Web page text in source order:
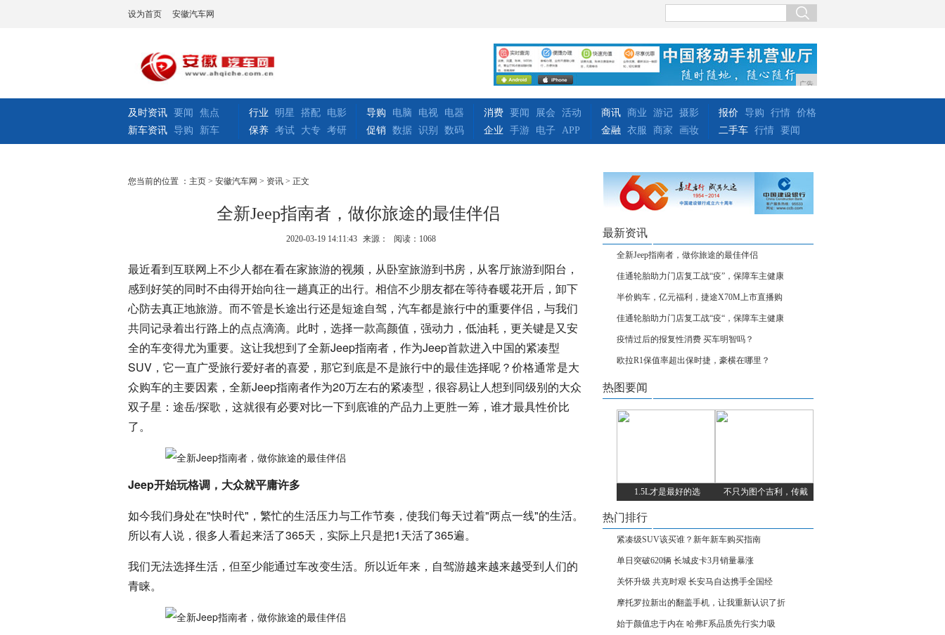
设为首页 安徽汽车网
广告
及时资讯 要闻
焦点
新车资讯 导购 新车
行业 明星 搭配
电影
保养 考试 大专 考研
导购 电脑 电视
电器
促销
数据 识别 数码
消费 要闻 展会
活动
企业
手游 电子 APP
商讯 商业 游记 摄影
金融
衣服 商家 画妆
报价 导购 行情 价格
二手车 行情 要闻
您当前的位置 ： 主页 > 安徽汽车网 > 资讯 > 正文
全新Jeep指南者，做你旅途的最佳伴侣
2020-03-19 14:11:43 来源： 阅读：1068
最近看到互联网上不少人都在看在家旅游的视频，从卧室旅游到书房，从客厅旅游到阳台，
感到好笑的同时不由得开始向往一趟真正的出行。相信不少朋友都在等待春暖花开后，卸下
心防去真正地旅游。而不管是长途出行还是短途自驾，汽车都是旅行中的重要伴侣，与我们
共同记录着出行路上的点点滴滴。此时，选择一款高颜值，强动力，低油耗，更关键是又安
全的车变得尤为重要。这让我想到了全新Jeep指南者，作为Jeep首款进入中国的紧凑型
SUV，它一直广受旅行爱好者的喜爱，那它到底是不是旅行中的最佳选择呢？价格通常是大
众购车的主要因素，全新Jeep指南者作为20万左右的紧凑型，很容易让人想到同级别的大众
双子星：途岳/探歌，这就很有必要对比一下到底谁的产品力上更胜一筹，谁才最具性价比
了。
Jeep开始玩格调，大众就平庸许多
如今我们身处在"快时代"，繁忙的生活压力与工作节奏，使我们每天过着"两点一线"的生活。
所以有人说，很多人看起来活了365天，实际上只是把1天活了365遍。
我们无法选择生活，但至少能通过车改变生活。所以近年来，自驾游越来越来越受到人们的
青睐。
最新资讯
全新Jeep指南者，做你旅途的最佳伴侣
佳通轮胎助力门店复工战“疫”，保障车主健康
半价购车，亿元福利，捷途X70M上市直播购
佳通轮胎助力门店复工战“疫“，保障车主健康
疫情过后的报复性消费 买车明智吗？
欧拉R1保值率超出保时捷，豪横在哪里？
热图要闻
1.5L才是最好的选 不只为图个吉利，传戴
热门排行
紧凑级SUV该买谁？新年新车购买指南
单日突破620辆 长城皮卡3月销量暴涨
关怀升级 共克时艰 长安马自达携手全国经
摩托罗拉新出的翻盖手机，让我重新认识了折
始于颜值忠于内在 哈弗F系品质先行实力吸